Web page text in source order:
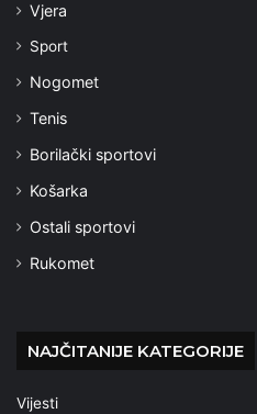
Vjera
Sport
Nogomet
Tenis
Borilački sportovi
Košarka
Ostali sportovi
Rukomet
NAJČITANIJE KATEGORIJE
Vijesti